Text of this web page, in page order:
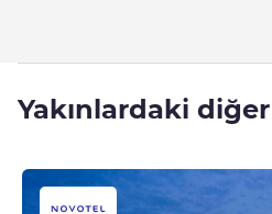
Yakınlardaki